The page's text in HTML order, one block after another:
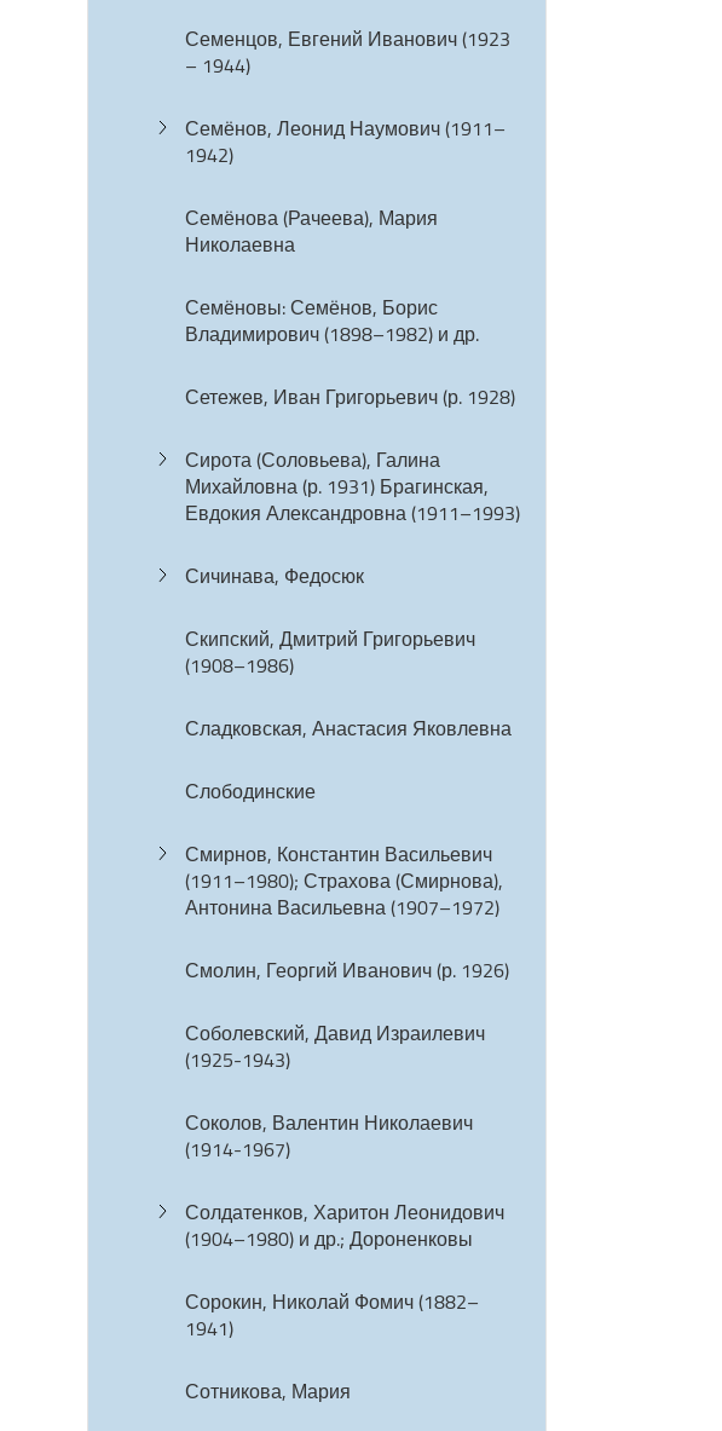
Семенцов, Евгений Иванович (1923
– 1944)
Семёнов, Леонид Наумович (1911–
1942)
Семёнова (Рачеева), Мария
Николаевна
Семёновы: Семёнов, Борис
Владимирович (1898–1982) и др.
Сетежев, Иван Григорьевич (р. 1928)
Сирота (Соловьева), Галина
Михайловна (р. 1931) Брагинская,
Евдокия Александровна (1911–1993)
Сичинава, Федосюк
Скипский, Дмитрий Григорьевич
(1908–1986)
Сладковская, Анастасия Яковлевна
Слободинские
Смирнов, Константин Васильевич
(1911–1980); Страхова (Смирнова),
Антонина Васильевна (1907–1972)
Смолин, Георгий Иванович (р. 1926)
Соболевский, Давид Израилевич
(1925-1943)
Соколов, Валентин Николаевич
(1914-1967)
Солдатенков, Харитон Леонидович
(1904–1980) и др.; Дороненковы
Сорокин, Николай Фомич (1882–
1941)
Сотникова, Мария